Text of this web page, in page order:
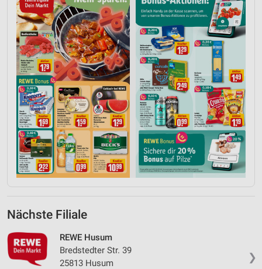
Nächste Filiale
❯
REWE Husum
Bredstedter Str. 39
25813 Husum